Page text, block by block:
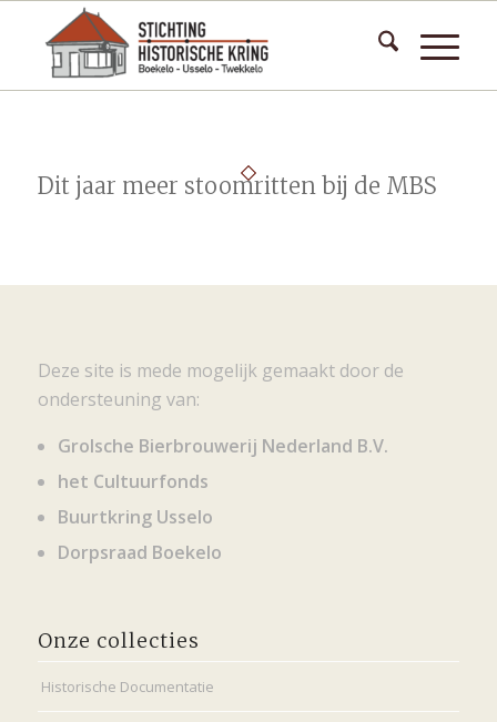
Dit jaar meer stoomritten bij de MBS
Deze site is mede mogelijk gemaakt door de
ondersteuning van:
Grolsche Bierbrouwerij Nederland B.V.
het Cultuurfonds
Buurtkring Usselo
Dorpsraad Boekelo
Onze collecties
Historische Documentatie